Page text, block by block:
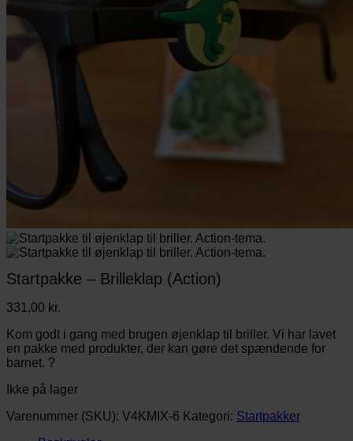
Startpakke – Brilleklap (Action)
331,00 kr.
Kom godt i gang med brugen øjenklap til briller. Vi har lavet
en pakke med produkter, der kan gøre det spændende for
barnet. ?
Ikke på lager
Varenummer (SKU): V4KMIX-6 Kategori: Startpakker